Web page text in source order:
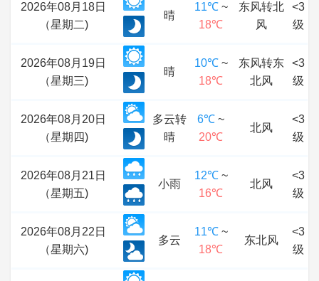
2026年08月18日
（星期二)
晴
11℃~
18℃
东风转北
风
<3
级
2026年08月19日
（星期三)
晴
10℃~
18℃
东风转东
北风
<3
级
2026年08月20日
（星期四)
多云转
晴
6℃ ~
20℃
北风
<3
级
2026年08月21日
（星期五)
小雨
12℃~
16℃
北风
<3
级
2026年08月22日
（星期六)
多云
11℃~
18℃
东北风
<3
级